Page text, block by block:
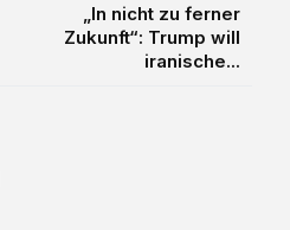
„In nicht zu ferner
Zukunft“: Trump will
iranische...